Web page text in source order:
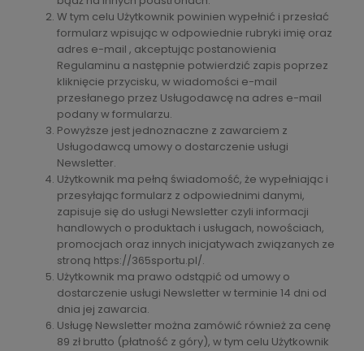
W tym celu Użytkownik powinien wypełnić i przesłać
formularz wpisując w odpowiednie rubryki imię oraz
adres e-mail , akceptując postanowienia
Regulaminu a następnie potwierdzić zapis poprzez
kliknięcie przycisku, w wiadomości e-mail
przesłanego przez Usługodawcę na adres e-mail
podany w formularzu.
Powyższe jest jednoznaczne z zawarciem z
Usługodawcą umowy o dostarczenie usługi
Newsletter.
Użytkownik ma pełną świadomość, że wypełniając i
przesyłając formularz z odpowiednimi danymi,
zapisuje się do usługi Newsletter czyli informacji
handlowych o produktach i usługach, nowościach,
promocjach oraz innych inicjatywach związanych ze
stroną https://365sportu.pl/.
Użytkownik ma prawo odstąpić od umowy o
dostarczenie usługi Newsletter w terminie 14 dni od
dnia jej zawarcia.
Usługę Newsletter można zamówić również za cenę
89 zł brutto (płatność z góry), w tym celu Użytkownik